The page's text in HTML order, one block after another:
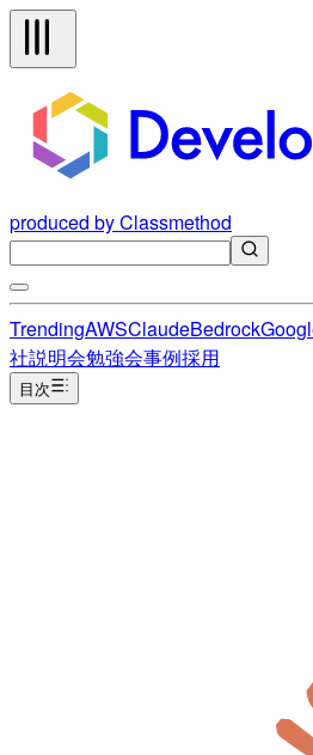
produced by Classmethod
TrendingAWSClaudeBedrock
社説明会勉強会事例採用
目次